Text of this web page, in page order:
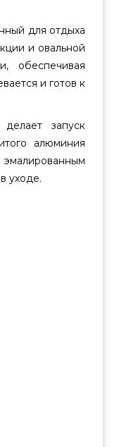
для отдыха
и овальной
обеспечивая
и готов к
запуск
алюминия
уходе.